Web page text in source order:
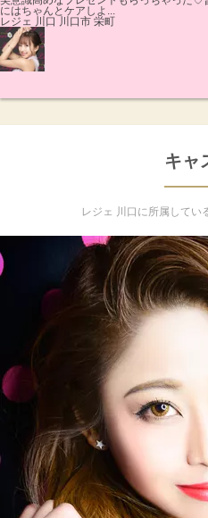
にはちゃんとケアしよ...
レジェ 川口 川口市 栄町
キャ
レジェ 川口に所属してい